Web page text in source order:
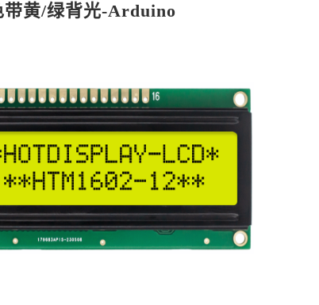
黄/绿背光-Arduino